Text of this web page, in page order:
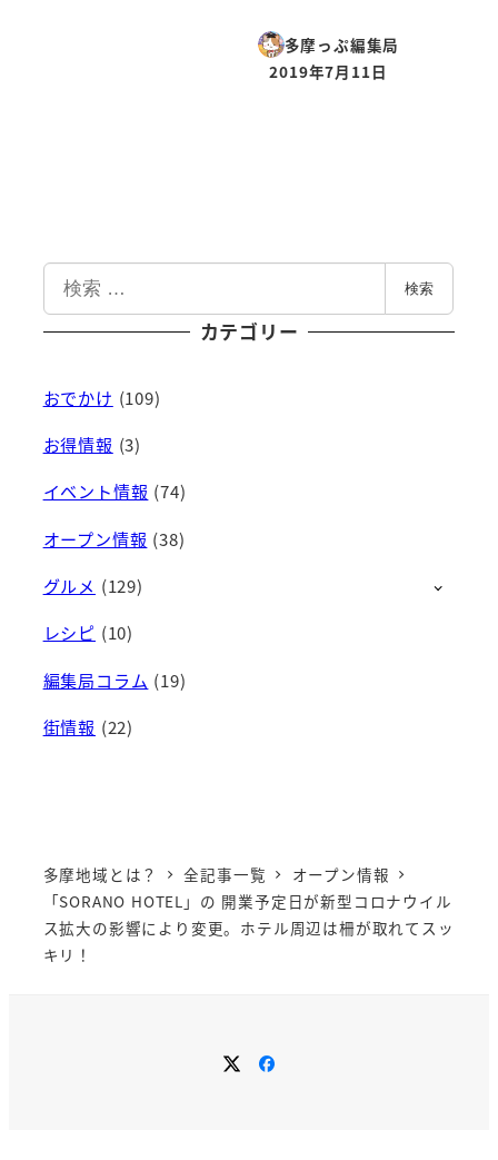
多摩っぷ編集局
投稿日
2019年7月11日
索
検索
カテゴリー
おでかけ (109)
お得情報 (3)
イベント情報 (74)
オープン情報 (38)
グルメ (129)
レシピ (10)
編集局コラム (19)
街情報 (22)
多摩地域とは？ 全記事一覧
オープン情報
「SORANO HOTEL」の 開業予定日が新型コロナウイル
ス拡大の影響により変更。ホテル周辺は柵が取れてスッ
キリ！
メ
ニ
メ